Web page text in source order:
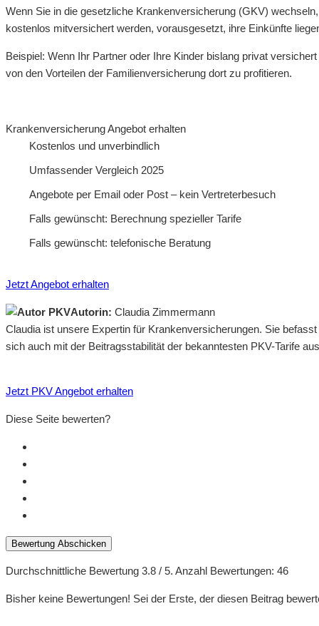
Wenn Sie in die gesetzliche Krankenversicherung (GKV)
kostenlos mitversichert werden, vorausgesetzt, ihre Einkünfte
Beispiel: Wenn Ihr Partner oder Ihre Kinder bislang privat
von den Vorteilen der Familienversicherung dort zu profitieren.
Krankenversicherung Angebot erhalten
Kostenlos und unverbindlich
Umfassender Vergleich 2025
Angebote per Email oder Post – kein Vertreterbesuch
Falls gewünscht: Berechnung spezieller Tarife
Falls gewünscht: telefonische Beratung
Jetzt Angebot erhalten
Autorin: Claudia Zimmermann
Claudia ist unsere Expertin für Krankenversicherungen. Sie
sich auch mit der Beitragsstabilität der bekanntesten PKV-Tarife
Jetzt PKV Angebot erhalten
Diese Seite bewerten?
Bewertung Abschicken
Durchschnittliche Bewertung 3.8 / 5. Anzahl Bewertungen: 46
Bisher keine Bewertungen! Sei der Erste, der diesen Beitrag